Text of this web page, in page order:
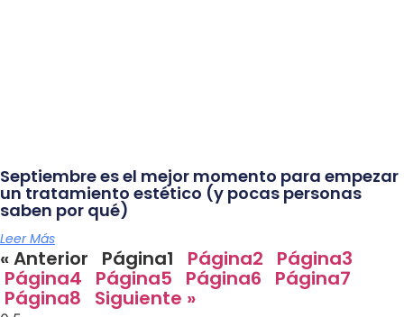
Septiembre es el mejor momento para empezar
un tratamiento estético (y pocas personas
saben por qué)
Leer Más
« Anterior Página1 Página2 Página3
Página4 Página5 Página6 Página7
Página8 Siguiente »